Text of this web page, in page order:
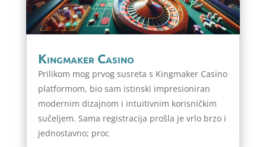
Kingmaker Casino
Prilikom mog prvog susreta s Kingmaker Casino
platformom, bio sam istinski impresioniran
modernim dizajnom i intuitivnim korisničkim
sučeljem. Sama registracija prošla je vrlo brzo i
jednostavno; proc